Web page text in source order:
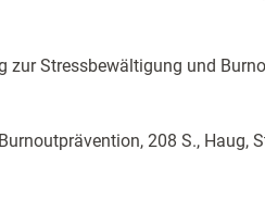
zur Stressbewältigung und
208 S., Haug,